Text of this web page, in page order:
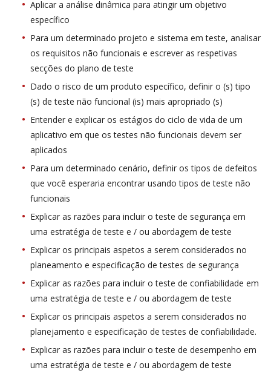
Aplicar a análise dinâmica para atingir um objetivo
específico
Para um determinado projeto e sistema em teste, analisar
os requisitos não funcionais e escrever as respetivas
secções do plano de teste
Dado o risco de um produto específico, definir o (s) tipo
(s) de teste não funcional (is) mais apropriado (s)
Entender e explicar os estágios do ciclo de vida de um
aplicativo em que os testes não funcionais devem ser
aplicados
Para um determinado cenário, definir os tipos de defeitos
que você esperaria encontrar usando tipos de teste não
funcionais
Explicar as razões para incluir o teste de segurança em
uma estratégia de teste e / ou abordagem de teste
Explicar os principais aspetos a serem considerados no
planeamento e especificação de testes de segurança
Explicar as razões para incluir o teste de confiabilidade em
uma estratégia de teste e / ou abordagem de teste
Explicar os principais aspetos a serem considerados no
planejamento e especificação de testes de confiabilidade.
Explicar as razões para incluir o teste de desempenho em
uma estratégia de teste e / ou abordagem de teste